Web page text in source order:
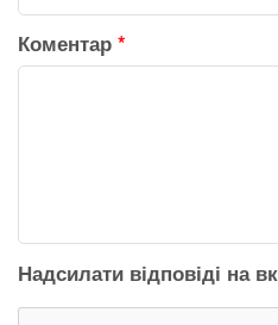
Коментар *
Надсилати відповіді на